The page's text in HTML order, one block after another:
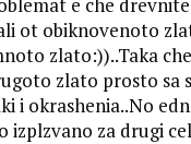
ot obiknovenoto
zlato:))..Taka
zlato prosto sa
i okrashenia..No
izplzvano za drugi